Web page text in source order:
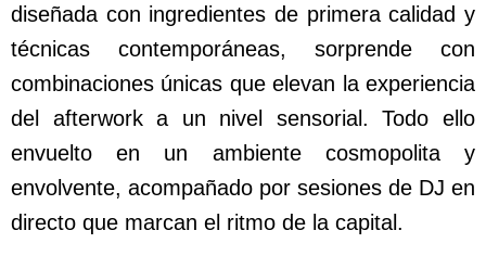
diseñada con ingredientes de primera calidad y
técnicas contemporáneas, sorprende con
combinaciones únicas que elevan la experiencia
del afterwork a un nivel sensorial. Todo ello
envuelto en un ambiente cosmopolita y
envolvente, acompañado por sesiones de DJ en
directo que marcan el ritmo de la capital.